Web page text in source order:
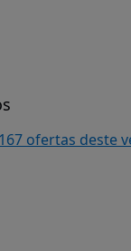
ofertas deste